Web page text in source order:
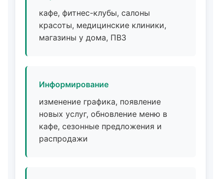
кафе, фитнес-клубы, салоны
красоты, медицинские клиники,
магазины у дома, ПВЗ
Информирование
изменение графика, появление
новых услуг, обновление меню в
кафе, сезонные предложения и
распродажи